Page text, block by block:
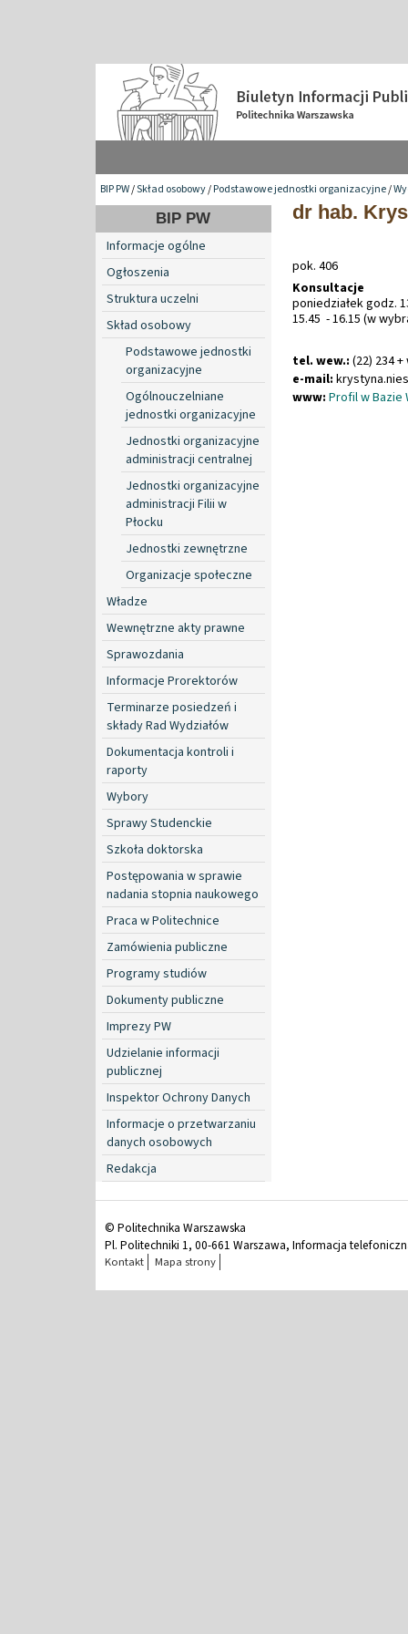
BIP PW/Skład osobowy/Podstawowe jednostki organizacyjne/
BIP PW
Informacje ogólne
Ogłoszenia
Struktura uczelni
Skład osobowy
Podstawowe jednostki
organizacyjne
Ogólnouczelniane
jednostki organizacyjne
Jednostki organizacyjne
administracji centralnej
Jednostki organizacyjne
administracji Filii w
Płocku
Jednostki zewnętrzne
Organizacje społeczne
Władze
Wewnętrzne akty prawne
Sprawozdania
Informacje Prorektorów
Terminarze posiedzeń i
składy Rad Wydziałów
Dokumentacja kontroli i
raporty
Wybory
Sprawy Studenckie
Szkoła doktorska
Postępowania w sprawie
nadania stopnia naukowego
Praca w Politechnice
Zamówienia publiczne
Programy studiów
Dokumenty publiczne
Imprezy PW
Udzielanie informacji
publicznej
Inspektor Ochrony Danych
Informacje o przetwarzaniu
danych osobowych
Redakcja
dr hab.
pok. 406
Konsultacje
poniedziałek godz.
15.45 - 16.15 (w
tel. wew.: (22) 234
e-mail: krystyna.
www: Profil w Bazie
© Politechnika Warszawska
Pl. Politechniki 1, 00-661 Warszawa, Informacja
Kontakt Mapa strony